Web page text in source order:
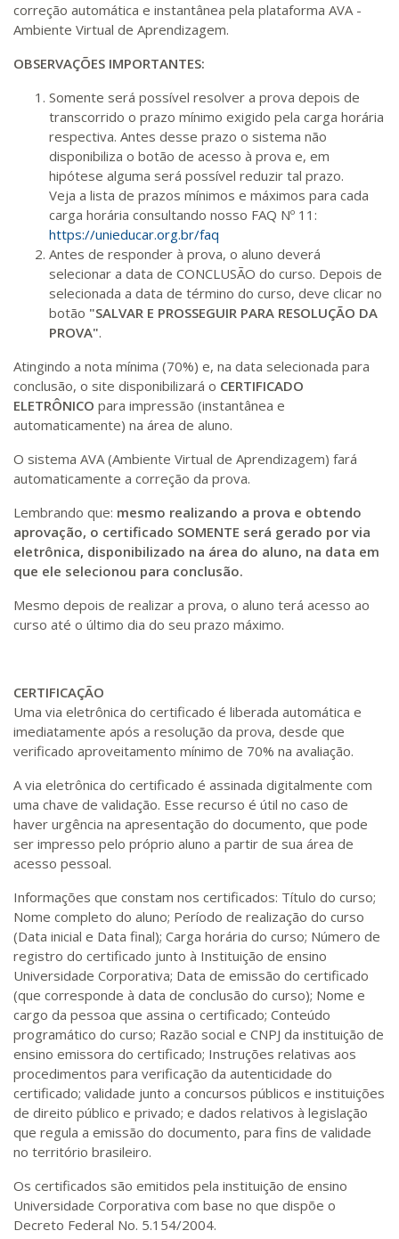
correção automática e instantânea pela plataforma AVA -
Ambiente Virtual de Aprendizagem.
OBSERVAÇÕES IMPORTANTES:
Somente será possível resolver a prova depois de
transcorrido o prazo mínimo exigido pela carga horária
respectiva. Antes desse prazo o sistema não
disponibiliza o botão de acesso à prova e, em
hipótese alguma será possível reduzir tal prazo.
Veja a lista de prazos mínimos e máximos para cada
carga horária consultando nosso FAQ Nº 11:
https://unieducar.org.br/faq
Antes de responder à prova, o aluno deverá
selecionar a data de CONCLUSÃO do curso. Depois de
selecionada a data de término do curso, deve clicar no
botão "SALVAR E PROSSEGUIR PARA RESOLUÇÃO DA
PROVA".
Atingindo a nota mínima (70%) e, na data selecionada para
conclusão, o site disponibilizará o CERTIFICADO
ELETRÔNICO para impressão (instantânea e
automaticamente) na área de aluno.
O sistema AVA (Ambiente Virtual de Aprendizagem) fará
automaticamente a correção da prova.
Lembrando que: mesmo realizando a prova e obtendo
aprovação, o certificado SOMENTE será gerado por via
eletrônica, disponibilizado na área do aluno, na data em
que ele selecionou para conclusão.
Mesmo depois de realizar a prova, o aluno terá acesso ao
curso até o último dia do seu prazo máximo.
CERTIFICAÇÃO
Uma via eletrônica do certificado é liberada automática e
imediatamente após a resolução da prova, desde que
verificado aproveitamento mínimo de 70% na avaliação.
A via eletrônica do certificado é assinada digitalmente com
uma chave de validação. Esse recurso é útil no caso de
haver urgência na apresentação do documento, que pode
ser impresso pelo próprio aluno a partir de sua área de
acesso pessoal.
Informações que constam nos certificados: Título do curso;
Nome completo do aluno; Período de realização do curso
(Data inicial e Data final); Carga horária do curso; Número de
registro do certificado junto à Instituição de ensino
Universidade Corporativa; Data de emissão do certificado
(que corresponde à data de conclusão do curso); Nome e
cargo da pessoa que assina o certificado; Conteúdo
programático do curso; Razão social e CNPJ da instituição de
ensino emissora do certificado; Instruções relativas aos
procedimentos para verificação da autenticidade do
certificado; validade junto a concursos públicos e instituições
de direito público e privado; e dados relativos à legislação
que regula a emissão do documento, para fins de validade
no território brasileiro.
Os certificados são emitidos pela instituição de ensino
Universidade Corporativa com base no que dispõe o
Decreto Federal No. 5.154/2004.